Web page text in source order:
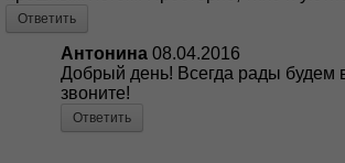
Ответить
Антонина 08.04.2016
Добрый день! Всегда рады будем
звоните!
Ответить